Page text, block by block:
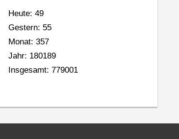
Heute: 49
Gestern: 55
Monat: 357
Jahr: 180189
Insgesamt: 779001